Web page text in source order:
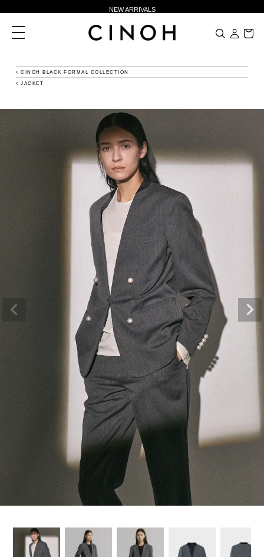
NEW ARRIVALS
新規会員登録500ポイントプレゼント
夏季休業に伴う一部業務休業のお知らせ
ニュースレター登録で¥1,000クーポン進呈
toggle
navigation
CINOH BLACK FORMAL COLLECTION
JACKET